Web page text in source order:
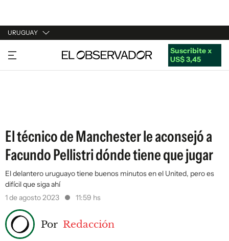
URUGUAY
URUGUAY
ARGENTINA
Suscribite x
US$ 3,45
El técnico de Manchester le aconsejó a
Facundo Pellistri dónde tiene que jugar
El delantero uruguayo tiene buenos minutos en el United, pero es
difícil que siga ahí
1 de agosto 2023
11:59 hs
Por Redacción